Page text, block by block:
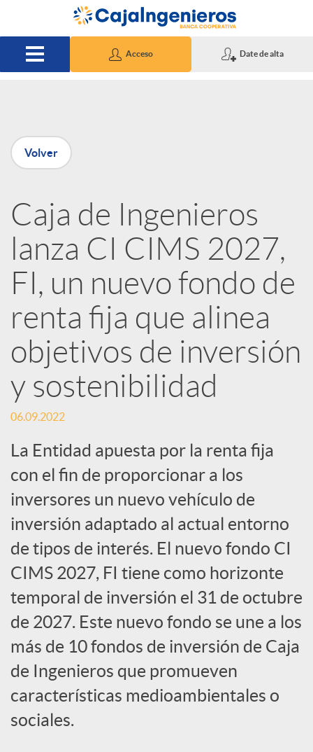
Saltar al contenido principal
Acceso Date de alta
P
u
b
l
i
c
a
d
o
r
d
e
c
o
Volver
Caja de Ingenieros
lanza CI CIMS 2027,
FI, un nuevo fondo de
renta fija que alinea
objetivos de inversión
y sostenibilidad
06.09.2022
La Entidad apuesta por la renta fija
con el fin de proporcionar a los
inversores un nuevo vehículo de
inversión adaptado al actual entorno
de tipos de interés. El nuevo fondo CI
CIMS 2027, FI tiene como horizonte
temporal de inversión el 31 de octubre
de 2027. Este nuevo fondo se une a los
más de 10 fondos de inversión de Caja
de Ingenieros que promueven
características medioambientales o
sociales.